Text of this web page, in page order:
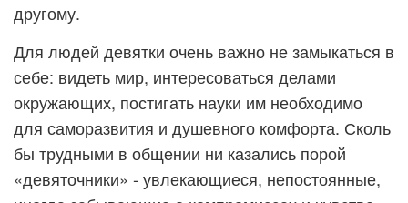
другому.
Для людей девятки очень важно не замыкаться в
себе: видеть мир, интересоваться делами
окружающих, постигать науки им необходимо
для саморазвития и душевного комфорта. Сколь
бы трудными в общении ни казались порой
«девяточники» - увлекающиеся, непостоянные,